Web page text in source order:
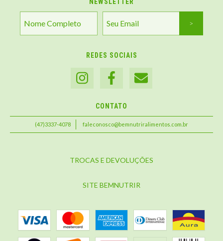
REDES SOCIAIS
CONTATO
(47)3337-4078 faleconosco@bemnutriralimentos.com.br
TROCAS E DEVOLUÇÕES
SITE BEMNUTRIR